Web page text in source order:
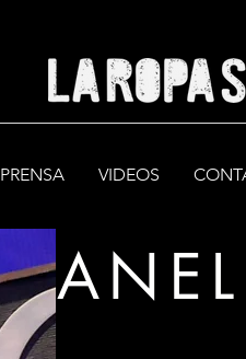
PRENSA VIDEOS
ANEL